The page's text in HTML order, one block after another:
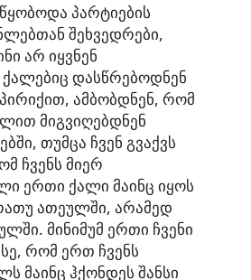
პარტიების
შეხვედრები,
არ იყვნენ
ქალებიც დასწრებოდნენ
ამბობდნენ, რომ
მიგვიღებდნენ
თუმცა ჩვენ გვაქვს
ჩვენს მიერ
ერთი ქალი მაინც იყოს
ათეულში, არამედ
მინიმუმ ერთი ჩვენი
რომ ერთ ჩვენს
მაინც ჰქონდეს შანსი